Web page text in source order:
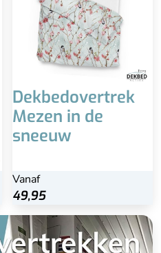
Dekbedovertrek
Mezen in de
sneeuw
Vanaf
49,95